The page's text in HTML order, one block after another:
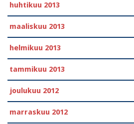
huhtikuu 2013
maaliskuu 2013
helmikuu 2013
tammikuu 2013
joulukuu 2012
marraskuu 2012